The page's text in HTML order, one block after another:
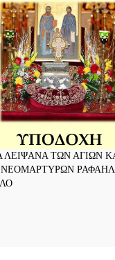
ΛΕΙΨΑΝΑ ΤΩΝ ΑΓΙΩΝ